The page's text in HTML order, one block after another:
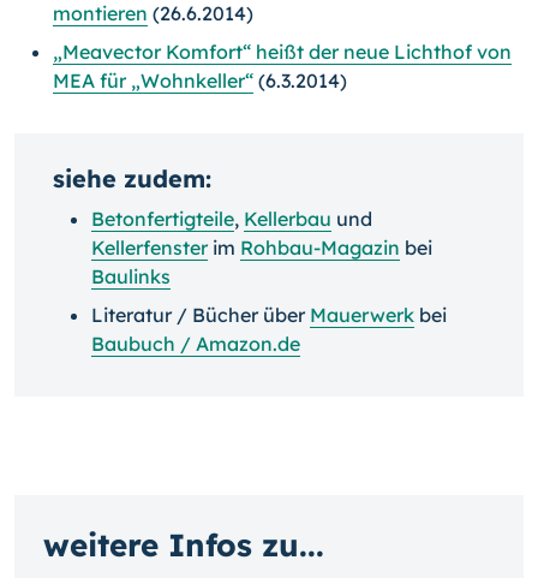
montieren (26.6.2014)
„Meavector Komfort“ heißt der neue Lichthof von
MEA für „Wohnkeller“ (6.3.2014)
siehe zudem:
Betonfertigteile, Kellerbau und
Kellerfensterim Rohbau-Magazin bei
Baulinks
Literatur / Bücher über Mauerwerk bei
Baubuch / Amazon.de
weitere Infos zu...